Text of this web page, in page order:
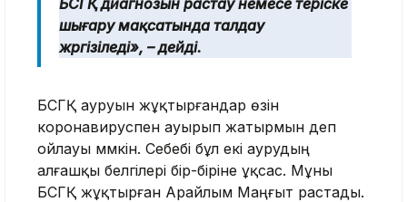
шығару мақсатында талдау
жүргізіледі», – дейді.
БСГҚ ауруын жұқтырғандар өзін
коронавируспен ауырып жатырмын деп
ойлауы мүмкін. Себебі бұл екі аурудың
алғашқы белгілері бір-біріне ұқсас. Мұны
БСГҚ жұқтырған Арайлым Маңғыт растады.